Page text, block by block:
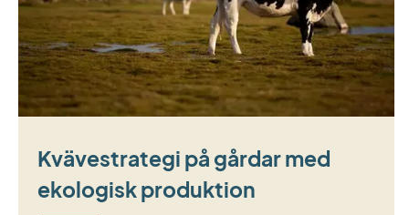
Kvävestrategi på gårdar med
ekologisk produktion